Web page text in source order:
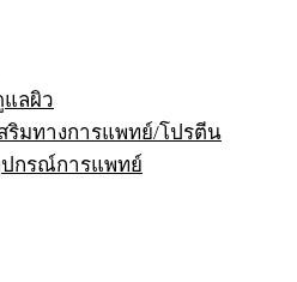
ลผิว
ริมทางการแพทย์/โปรตีน
ปกรณ์การแพทย์